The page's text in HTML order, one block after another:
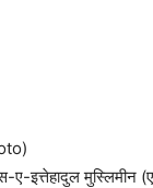
ए-इत्तेहादुल मुस्लिमीन